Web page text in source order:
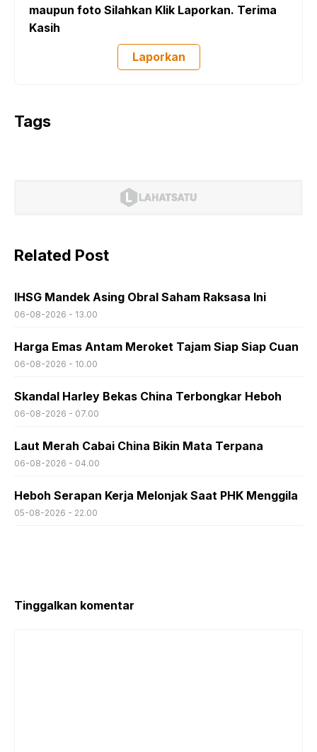
maupun foto Silahkan Klik Laporkan. Terima
Kasih
Laporkan
Tags
Related Post
IHSG Mandek Asing Obral Saham Raksasa Ini
06-08-2026 - 13.00
Harga Emas Antam Meroket Tajam Siap Siap Cuan
06-08-2026 - 10.00
Skandal Harley Bekas China Terbongkar Heboh
06-08-2026 - 07.00
Laut Merah Cabai China Bikin Mata Terpana
06-08-2026 - 04.00
Heboh Serapan Kerja Melonjak Saat PHK Menggila
05-08-2026 - 22.00
Tinggalkan komentar